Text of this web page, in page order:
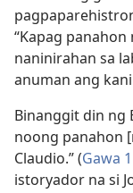
“Kapag
naninirahan sa
anuman ang
Binanggit din ng
noong panahon
Claudio.” (Gawa
istoryador na si